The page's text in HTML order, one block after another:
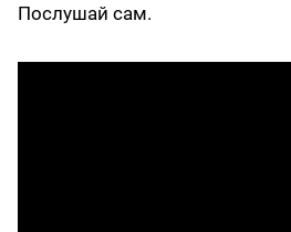
Послушай сам.